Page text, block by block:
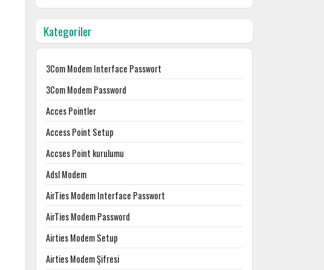
Kategoriler
3Com Modem Interface Passwort
3Com Modem Password
Acces Pointler
Access Point Setup
Accses Point kurulumu
Adsl Modem
AirTies Modem Interface Passwort
AirTies Modem Password
Airties Modem Setup
Airties Modem Şifresi